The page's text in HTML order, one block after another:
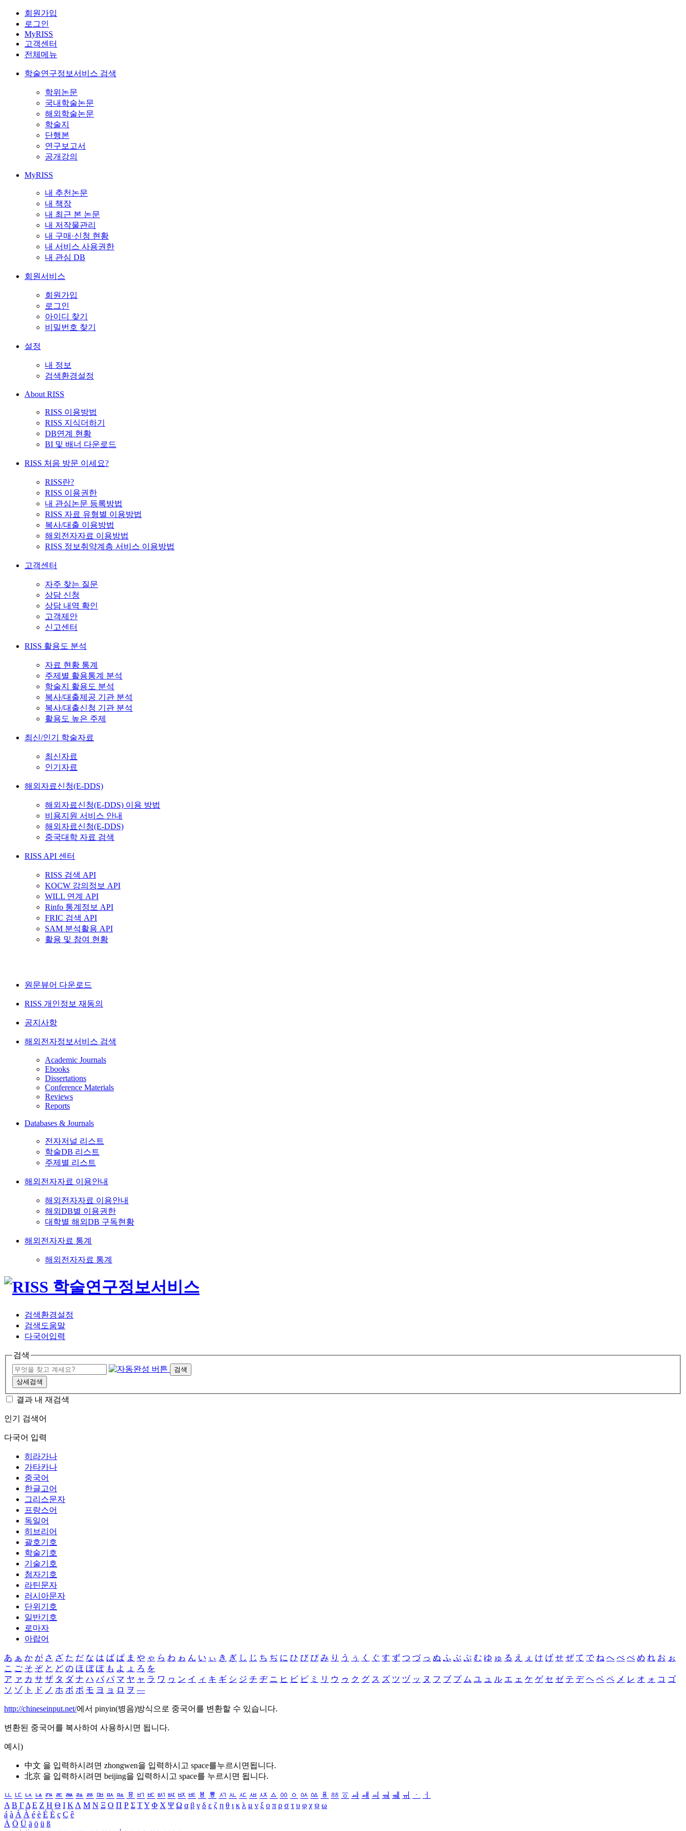
회원가입
로그인
MyRISS
고객센터
전체메뉴
학술연구정보서비스 검색
학위논문
국내학술논문
해외학술논문
학술지
단행본
연구보고서
공개강의
MyRISS
내 추천논문
내 책장
내 최근 본 논문
내 저작물관리
내 구매·신청 현황
내 서비스 사용권한
내 관심 DB
회원서비스
회원가입
로그인
아이디 찾기
비밀번호 찾기
설정
내 정보
검색환경설정
About RISS
RISS 이용방법
RISS 지식더하기
DB연계 현황
BI 및 배너 다운로드
RISS 처음 방문 이세요?
RISS란?
RISS 이용권한
내 관심논문 등록방법
RISS 자료 유형별 이용방법
복사/대출 이용방법
해외전자자료 이용방법
RISS 정보취약계층 서비스 이용방법
고객센터
자주 찾는 질문
상담 신청
상담 내역 확인
고객제안
신고센터
RISS 활용도 분석
자료 현황 통계
주제별 활용통계 분석
학술지 활용도 분석
복사/대출제공 기관 분석
복사/대출신청 기관 분석
활용도 높은 주제
최신/인기 학술자료
최신자료
인기자료
해외자료신청(E-DDS)
해외자료신청(E-DDS) 이용 방법
비용지원 서비스 안내
해외자료신청(E-DDS)
중국대학 자료 검색
RISS API 센터
RISS 검색 API
KOCW 강의정보 API
WILL 연계 API
Rinfo 통계정보 API
FRIC 검색 API
SAM 분석활용 API
활용 및 참여 현황
원문뷰어 다운로드
RISS 개인정보 재동의
공지사항
해외전자정보서비스 검색
Academic Journals
Ebooks
Dissertations
Conference Materials
Reviews
Reports
Databases & Journals
전자저널 리스트
학술DB 리스트
주제별 리스트
해외전자자료 이용안내
해외전자자료 이용안내
해외DB별 이용권한
대학별 해외DB 구독현황
해외전자자료 통계
해외전자자료 통계
검색환경설정
검색도움말
다국어입력
검색
검색
상세검색
결과 내 재검색
인기 검색어
다국어 입력
히라가나
가타카나
중국어
한글고어
그리스문자
프랑스어
독일어
히브리어
괄호기호
학술기호
기술기호
첨자기호
라틴문자
러시아문자
단위기호
일반기호
로마자
아랍어
あ ぁ か が さ ざ た だ な は ば ぱ ま や ゃ ら わ ゎ ん い ぃ き ぎ し じ ち ぢ に ひ び ぴ み り う ぅ く ぐ す ず つ づ っ ぬ ふ ぶ ぷ む ゆ ゅ る え ぇ け げ せ ぜ て で ね へ べ ぺ め れ お ぉ
こ ご そ ぞ と ど の ほ ぼ ぽ も よ ょ ろ を
ア ァ カ サ ザ タ ダ ナ ハ バ パ マ ヤ ャ ラ ワ ヮ ン イ ィ キ ギ シ ジ チ ヂ ニ ヒ ビ ピ ミ リ ウ ゥ ク グ ス ズ ツ ヅ ッ ヌ フ ブ プ ム ユ ュ ル エ ェ ケ ゲ セ ゼ テ デ ヘ ベ ペ メ レ オ ォ コ ゴ
ソ ゾ ト ド ノ ホ ボ ポ モ ヨ ョ ロ ヲ ―
http://chineseinput.net/에서 pinyin(병음)방식으로 중국어를 변환할 수 있습니다.
변환된 중국어를 복사하여 사용하시면 됩니다.
예시)
中文 을 입력하시려면 zhongwen을 입력하시고 space를누르시면됩니다.
北京 을 입력하시려면 beijing을 입력하시고 space를 누르시면 됩니다.
ㅥ ㅦ ㅧ ㅨ ㅩ ㅪ ㅫ ㅬ ㅭ ㅮ ㅯ ㅰ ㅱ ㅲ ㅳ ㅴ ㅵ ㅶ ㅷ ㅸ ㅹ ㅺ ㅻ ㅼ ㅽ ㅾ ㅿ ㆀ ㆁ ㆂ ㆃ ㆄ ㆅ ㆆ ㆇ ㆈ ㆉ ㆊ ㆋ ㆌ ㆍ
ㆎ
Α Β ΓΔ Ε Ζ Η Θ Ι ΚΛ Μ Ν Ξ Ο Π Ρ Σ ΤΥ Φ Χ Ψ Ω α β γ δ ε ζ η θ ι κ λ μ ν ξ ο π ρ σ τ υ φ χ ψ ω
á à Á À é è É È ç Ç ê
Ä Ö Ü ä ö ü ß